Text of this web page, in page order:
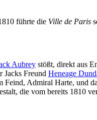
führte die Ville de Paris
Aubrey stößt, direkt aus
Jacks Freund Heneage
Feind, Admiral Harte, und
die vom bereits 1810